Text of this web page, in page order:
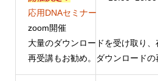
応用DNAセミナー
zoom開催
大量のダウンロードを受け取り
再受講もお勧め。ダウンロード